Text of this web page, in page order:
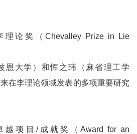
理论奖（Chevalley Prize in Lie
恩大学）和恽之玮（麻省理工学
在李理论领域发表的多项重要研究
越项目/成就奖（Award for an